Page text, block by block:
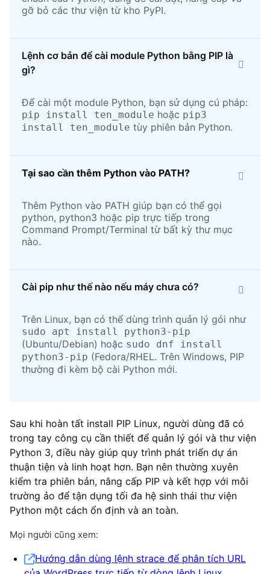
gỡ bỏ các thư viện từ kho PyPI.​
Lệnh cơ bản để cài module Python bằng PIP là
gì?
Để cài một module Python, bạn sử dụng cú pháp:
pip install ten_module hoặc pip3
install ten_module tùy phiên bản Python.
Tại sao cần thêm Python vào PATH?
Thêm Python vào PATH giúp bạn có thể gọi
python, python3 hoặc pip trực tiếp trong
Command Prompt/Terminal từ bất kỳ thư mục
nào.
Cài pip như thế nào nếu máy chưa có?
Trên Linux, bạn có thể dùng trình quản lý gói như
sudo apt install python3-pip
(Ubuntu/Debian) hoặc sudo dnf install
python3-pip (Fedora/RHEL. Trên Windows, PIP
thường đi kèm bộ cài Python mới.
Sau khi hoàn tất install PIP Linux, người dùng đã có
trong tay công cụ cần thiết để quản lý gói và thư viện
Python 3, điều này giúp quy trình phát triển dự án
thuận tiện và linh hoạt hơn. Bạn nên thường xuyên
kiểm tra phiên bản, nâng cấp PIP và kết hợp với môi
trường ảo để tận dụng tối đa hệ sinh thái thư viện
Python một cách ổn định và an toàn.
Mọi người cũng xem:
Hướng dẫn dùng lệnh strace để phân tích URL